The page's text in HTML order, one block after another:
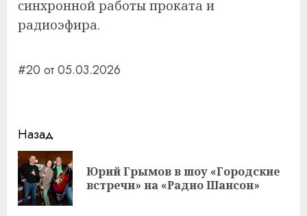
синхронной работы проката и
радиоэфира.
#20 от 05.03.2026
Навигация
записи
Назад
Юрий Грымов в шоу «Городские
встречи» на «Радио Шансон»